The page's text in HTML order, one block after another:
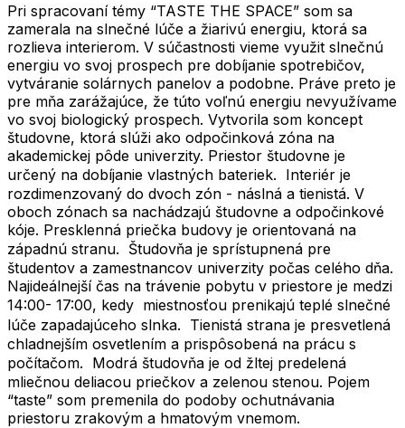
Pri spracovaní témy “TASTE THE SPACE” som sa
zamerala na slnečné lúče a žiarivú energiu, ktorá sa
rozlieva interierom. V súčastnosti vieme využit slnečnú
energiu vo svoj prospech pre dobíjanie spotrebičov,
vytváranie solárnych panelov a podobne. Práve preto je
pre mňa zarážajúce, že túto voľnú energiu nevyužívame
vo svoj biologický prospech. Vytvorila som koncept
študovne, ktorá slúži ako odpočinková zóna na
akademickej pôde univerzity. Priestor študovne je
určený na dobíjanie vlastných bateriek. Interiér je
rozdimenzovaný do dvoch zón - náslná a tienistá. V
oboch zónach sa nachádzajú študovne a odpočinkové
kóje. Presklenná priečka budovy je orientovaná na
západnú stranu. Študovňa je sprístupnená pre
študentov a zamestnancov univerzity počas celého dňa.
Najideálnejší čas na trávenie pobytu v priestore je medzi
14:00- 17:00, kedy miestnosťou prenikajú teplé slnečné
lúče zapadajúceho slnka. Tienistá strana je presvetlená
chladnejším osvetlením a prispôsobená na prácu s
počítačom. Modrá študovňa je od žltej predelená
mliečnou deliacou priečkov a zelenou stenou. Pojem
“taste” som premenila do podoby ochutnávania
priestoru zrakovým a hmatovým vnemom.